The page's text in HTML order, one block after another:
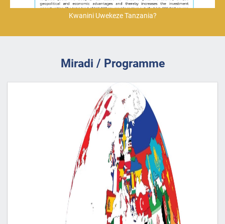
Kwanini Uwekeze Tanzania?
Miradi / Programme